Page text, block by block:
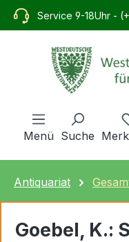
springen
Service 9-18Uhr -
Menü Suche
Antiquariat
Goebel, K.: